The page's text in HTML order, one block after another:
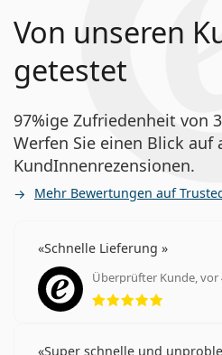
Von unseren
getestet
97%ige Zufriedenheit von
Werfen Sie einen Blick auf
KundInnenrezensionen.
Mehr Bewertungen auf
Schnelle Lieferung
Überprüfter Kunde, vor
Super schnelle und